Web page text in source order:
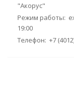
"Акорус"
Режим работы:
19:00
Телефон: +7